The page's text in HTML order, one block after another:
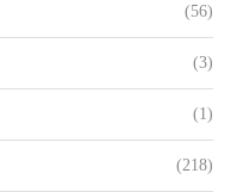
(56)
(3)
(1)
(218)